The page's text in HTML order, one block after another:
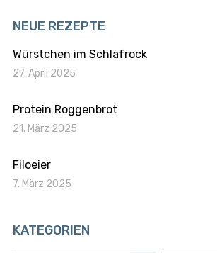
NEUE REZEPTE
Würstchen im Schlafrock
27. April 2025
Protein Roggenbrot
21. März 2025
Filoeier
7. März 2025
KATEGORIEN